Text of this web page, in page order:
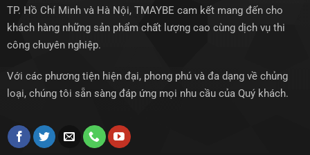
TP. Hồ Chí Minh và Hà Nội, TMAYBE cam kết mang đến cho
khách hàng những sản phẩm chất lượng cao cùng dịch vụ thi
công chuyên nghiệp.
Với các phương tiện hiện đại, phong phú và đa dạng về chủng
loại, chúng tôi sẵn sàng đáp ứng mọi nhu cầu của Quý khách.